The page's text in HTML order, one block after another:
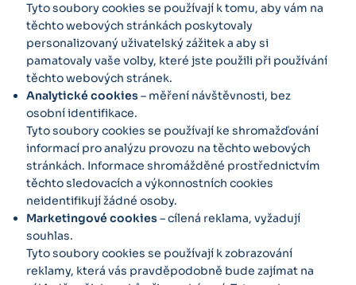
Tyto soubory cookies se používají k tomu, aby vám na
těchto webových stránkách poskytovaly
personalizovaný uživatelský zážitek a aby si
pamatovaly vaše volby, které jste použili při používání
těchto webových stránek.
Analytické cookies– měření návštěvnosti, bez
osobní identifikace.
Tyto soubory cookies se používají ke shromažďování
informací pro analýzu provozu na těchto webových
stránkách. Informace shromážděné prostřednictvím
těchto sledovacích a výkonnostních cookies
neidentifikují žádné osoby.
Marketingové cookies– cílená reklama, vyžadují
souhlas.
Tyto soubory cookies se používají k zobrazování
reklamy, která vás pravděpodobně bude zajímat na